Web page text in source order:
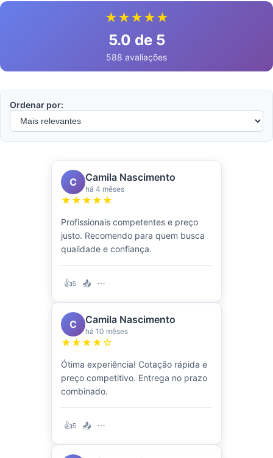
★★★★★
5.0 de 5
588 avaliações
Ordenar por:
C Camila Nascimento
há 4 mêses
★★★★★
Profissionais competentes e preço
justo. Recomendo para quem busca
qualidade e confiança.
👍5 📤 ⋯
C Camila Nascimento
há 10 mêses
★★★★☆
Ótima experiência! Cotação rápida e
preço competitivo. Entrega no prazo
combinado.
👍5 📤 ⋯